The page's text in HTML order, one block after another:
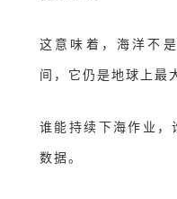
这意味着，海洋不
间，它仍是地球上最
谁能持续下海作业，
数据。